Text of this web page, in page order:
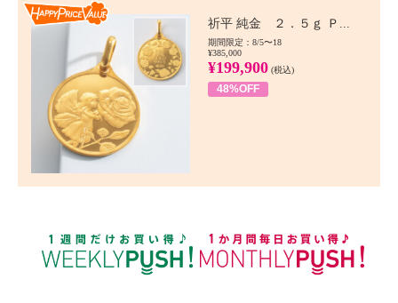
祈平 純金 ２．５ｇ Ｐ...
期間限定：8/5〜18
¥385,000
¥199,900 (税込)
48%OFF